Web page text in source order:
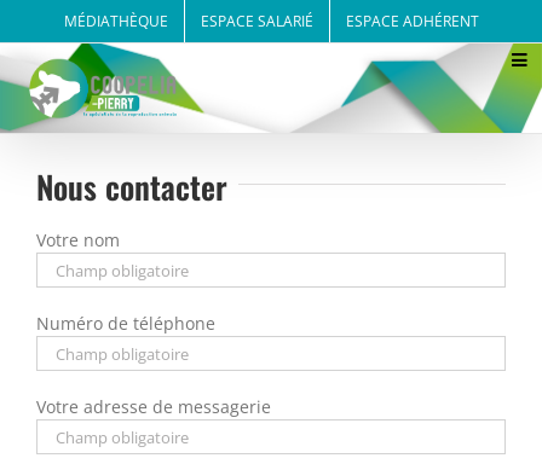
contenu
MÉDIATHÈQUE ESPACE SALARIÉ ESPACE ADHÉRENT
Nous contacter
Votre nom
Numéro de téléphone
Votre adresse de messagerie